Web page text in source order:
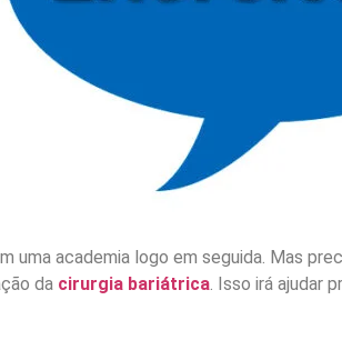
uma academia logo em seguida. Mas
da cirurgia bariátrica. Isso irá ajudar